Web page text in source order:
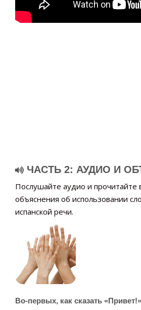
ЧАСТЬ 2: АУДИО И
Послушайте аудио и прочитайте
объяснения об использовании
испанской речи.
Во-первых, как сказать «Привет!»